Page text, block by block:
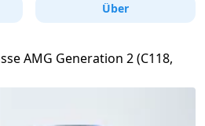
Über
AMG Generation 2 (C118,